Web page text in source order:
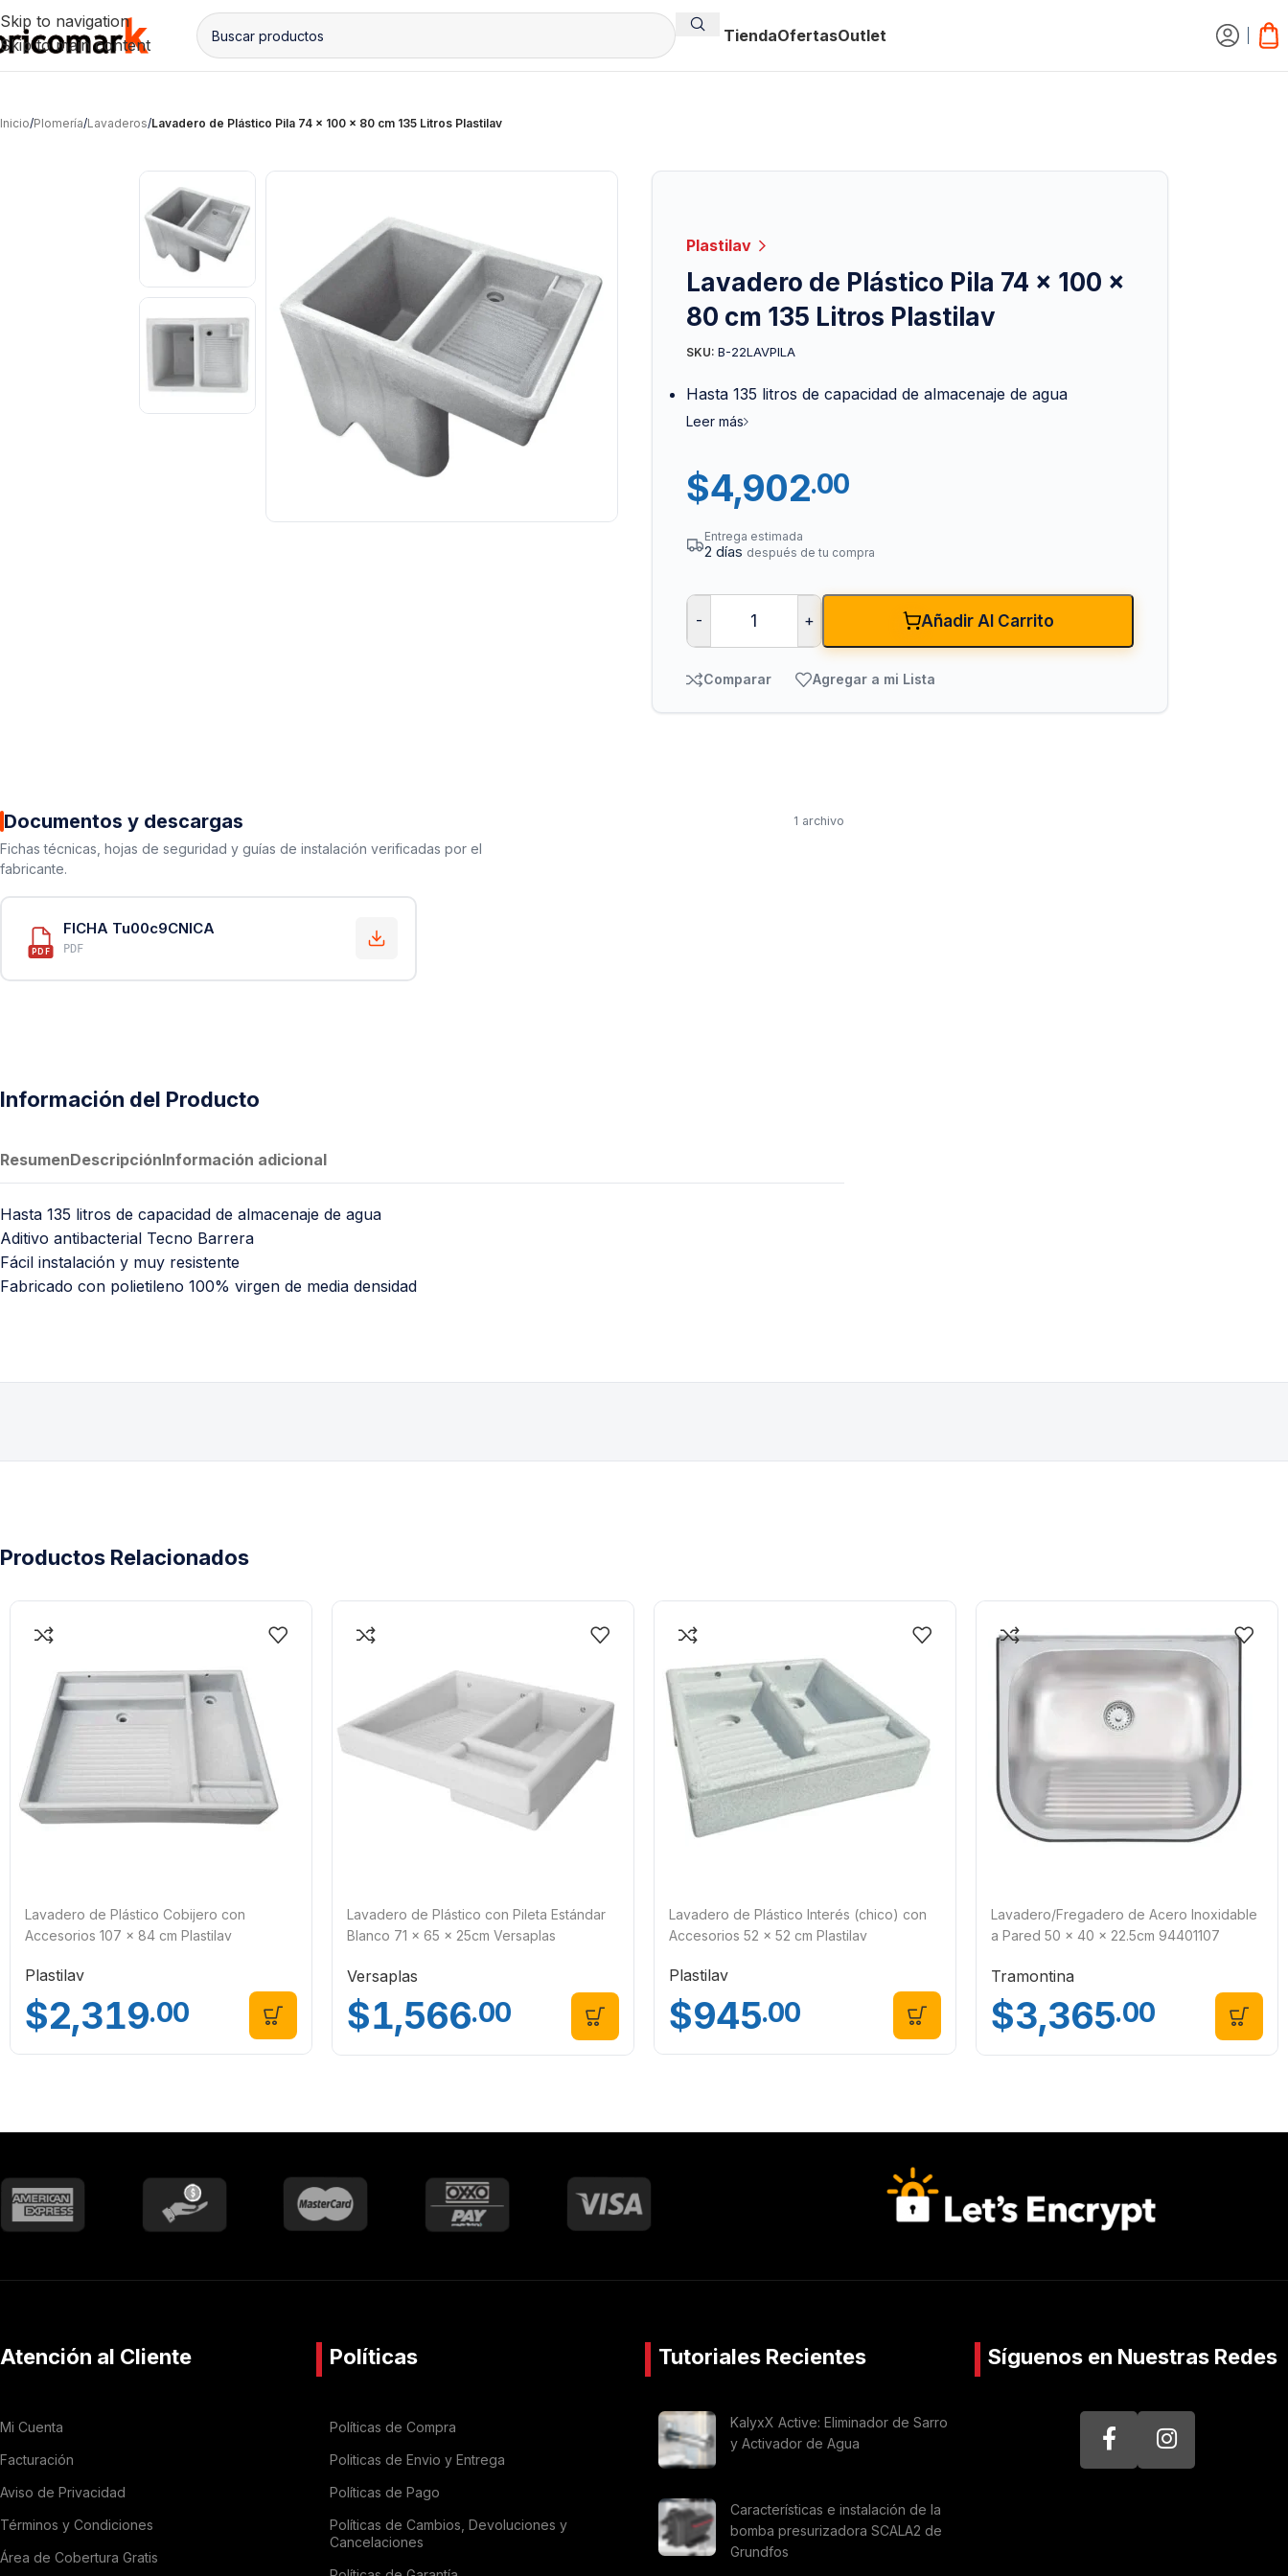
Skip to navigation
Skip to main content
Tienda
Tuberías y Conexiones
Cobre y Latón
OfertasOutlet
Inicio/Plomería/Lavaderos/Lavadero de Plástico Pila 74 x 100 x 80 cm 135 Litros Plastilav
Plastilav
Lavadero de Plástico Pila 74 x 100 x
80 cm 135 Litros Plastilav
SKU: B-22LAVPILA
Hasta 135 litros de capacidad de almacenaje de agua
Leer más
$4,902.00
Entrega estimada
2 días después de tu compra
- + Añadir Al Carrito
Comparar Agregar a mi Lista
Documentos y descargas 1 archivo
Fichas técnicas, hojas de seguridad y guías de instalación verificadas por el
fabricante.
PDF
FICHA Tu00c9CNICA
PDF
Información del Producto
ResumenDescripciónInformación adicional
Hasta 135 litros de capacidad de almacenaje de agua
Aditivo antibacterial Tecno Barrera
Fácil instalación y muy resistente
Fabricado con polietileno 100% virgen de media densidad
Productos Relacionados
Lavadero de Plástico Cobijero con
Accesorios 107 x 84 cm Plastilav
Plastilav
$2,319.00
Lavadero de Plástico con Pileta Estándar
Blanco 71 x 65 x 25cm Versaplas
Versaplas
$1,566.00
Lavadero de Plástico Interés (chico) con
Accesorios 52 x 52 cm Plastilav
Plastilav
$945.00
Lavadero/Fregadero de Acero Inoxidable
a Pared 50 x 40 x 22.5cm 94401107
Tramontina
$3,365.00
Atención al Cliente
Mi Cuenta
Facturación
Aviso de Privacidad
Términos y Condiciones
Área de Cobertura Gratis
Políticas
Políticas de Compra
Politicas de Envio y Entrega
Políticas de Pago
Políticas de Cambios, Devoluciones y
Cancelaciones
Tutoriales Recientes
KalyxX Active: Eliminador de Sarro
y Activador de Agua
Características e instalación de la
bomba presurizadora SCALA2 de
Grundfos
Síguenos en Nuestras Redes